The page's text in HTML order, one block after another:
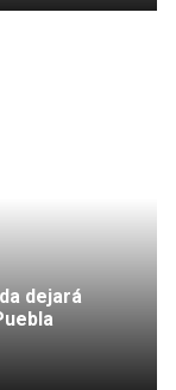
dejará